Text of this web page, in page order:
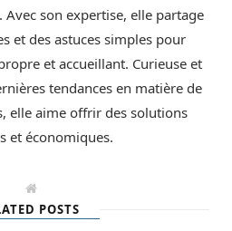
son expertise, elle partage
et des astuces simples pour
et accueillant. Curieuse et
tendances en matière de
elle aime offrir des solutions
et économiques.
W
b
POSTS